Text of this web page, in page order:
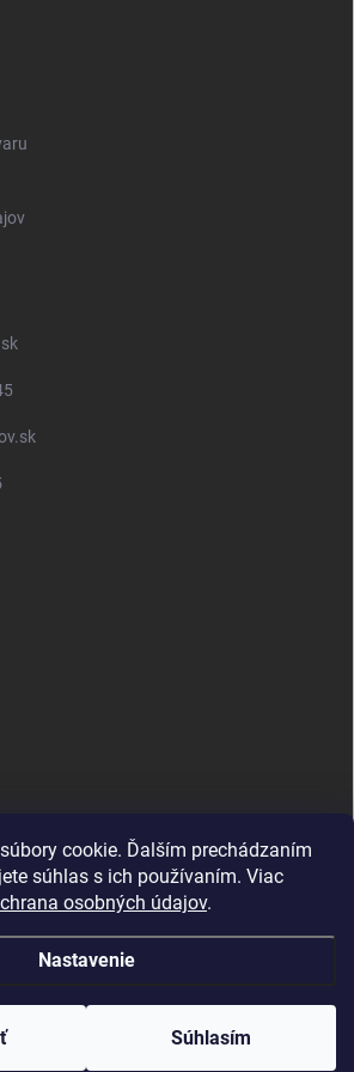
cookie. Ďalším prechádzaním
súhlas s ich používaním. Viac
osobných údajov.
Nastavenie
Súhlasím
Vytvoril Shoptet
. Všetky práva vyhradené.